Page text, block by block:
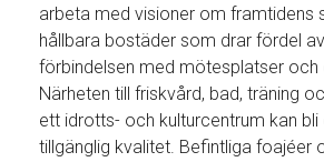
arbeta med visioner om framtidens
hållbara bostäder som drar fördel
förbindelsen med mötesplatser och
Närheten till friskvård, bad, träning
ett idrotts- och kulturcentrum kan bli
tillgänglig kvalitet. Befintliga foajéer